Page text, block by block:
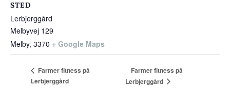
STED
Lerbjerggård
Melbyvej 129
Melby, 3370 + Google Maps
Farmer fitness på
Lerbjerggård
Farmer fitness på
Lerbjerggård